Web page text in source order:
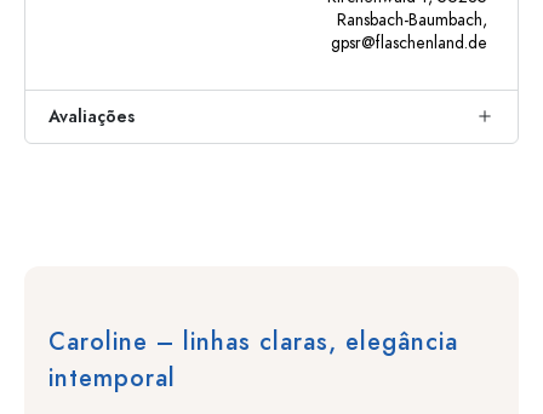
Ransbach-Baumbach,
gpsr@flaschenland.de
Avaliações
Caroline – linhas claras, elegância
intemporal